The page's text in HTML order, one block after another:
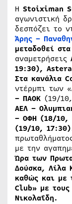
Η Stoiximan
αγωνιστική
δεσπόζει το
Άρης –
μεταδοθεί
αναμετρήσεις
19:30),
Στα κανάλια
ντέρμπι των
– ΠΑΟΚ (19/
ΑΕΛ –
– ΟΦΗ (18/10,
(19/10,
με την
Ώρα των
Δούσκα, Λίλα
καθώς και με
Club» με
Νικολαΐδη.